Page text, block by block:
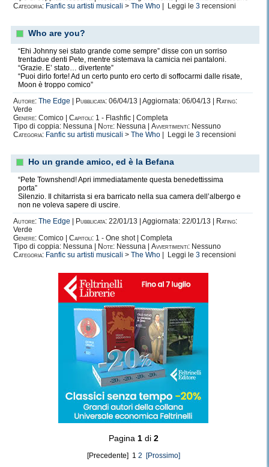
Categoria: Fanfic su artisti musicali > The Who | Leggi le 3 recensioni
Who are you?
“Ehi Johnny sei stato grande come sempre” disse con un sorriso
trentadue denti Pete, mentre sistemava la camicia nei pantaloni.
“Grazie. E’ stato… divertente”
“Puoi dirlo forte! Ad un certo punto ero certo di soffocarmi dalle risate,
Moon è troppo comico”
Autore: The Edge Pubblicata: 06/04/13 | Aggiornata: 06/04/13 |
Rating:
Verde
Genere: Comico | Capitoli: 1 - Flashfic | Completa
Tipo di coppia: Nessuna |
Note: Nessuna | Avvertimenti: Nessuno
Categoria: Fanfic su artisti musicali > The Who | Leggi le 3 recensioni
Ho un grande amico, ed è la Befana
“Pete Townshend! Apri immediatamente questa benedettissima
porta”
Silenzio. Il chitarrista si era barricato nella sua camera dell’albergo e
non ne voleva sapere di uscire.
Autore: The Edge Pubblicata: 22/01/13 | Aggiornata: 22/01/13 |
Rating:
Verde
Genere: Comico | Capitoli: 1 - One shot | Completa
Tipo di coppia: Nessuna |
Note: Nessuna | Avvertimenti: Nessuno
Categoria: Fanfic su artisti musicali > The Who | Leggi le 3 recensioni
Pagina 1di 2
[Precedente] 1 2 [Prossimo]